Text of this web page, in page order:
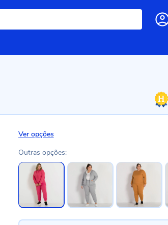
Ver opções
Outras opções: